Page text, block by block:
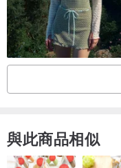
【 丹寧布料保養及注意事
｜為什麼丹寧布料會退色?
方式與穿著習慣的差異，
與此商品相似